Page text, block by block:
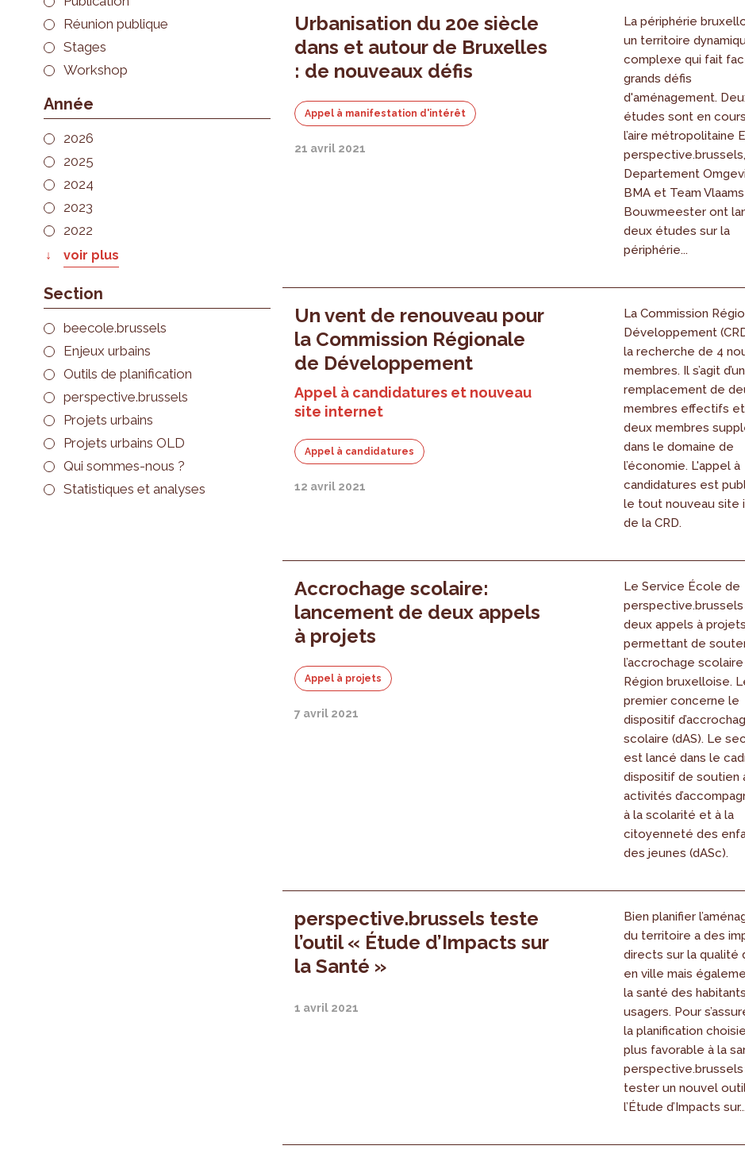
Réunion publique
Stages
Workshop
Année
2026
2025
2024
2023
2022
voir plus
Section
beecole.brussels
Enjeux urbains
Outils de planification
perspective.brussels
Projets urbains
Projets urbains OLD
Qui sommes-nous ?
Statistiques et analyses
Urbanisation du 20e siècle
dans et autour de Bruxelles
: de nouveaux défis
Appel à manifestation d'intérêt
21 avril 2021
La périphérie
un territoire
complexe qui fait
grands défis
d'aménagement.
études sont en
l’aire métropolitaine
perspective.brussels,
Departement
BMA et Team Vlaams
Bouwmeester ont
deux études sur la
périphérie...
Un vent de renouveau pour
la Commission Régionale
de Développement
Appel à candidatures et nouveau
site internet
Appel à candidatures
12 avril 2021
La Commission
Développement
la recherche de 4
membres. Il s’agit d’un
remplacement de
membres effectifs
deux membres
dans le domaine de
l’économie. L'appel à
candidatures est
le tout nouveau site
de la CRD.
Accrochage scolaire:
lancement de deux appels
à projets
Appel à projets
7 avril 2021
Le Service École de
perspective.brussels
deux appels à projets
permettant de
l’accrochage
Région bruxelloise.
premier concerne le
dispositif
scolaire (dAS). Le
est lancé dans le
dispositif de soutien
activités
à la scolarité et à la
citoyenneté des
des jeunes (dASc).
perspective.brussels teste
l’outil « Étude d’Impacts sur
la Santé »
1 avril 2021
Bien planifier
du territoire a des
directs sur la qualité
en ville mais
la santé des
usagers. Pour
la planification
plus favorable à la
perspective.brussels
tester un nouvel
l’Étude d’Impacts sur...